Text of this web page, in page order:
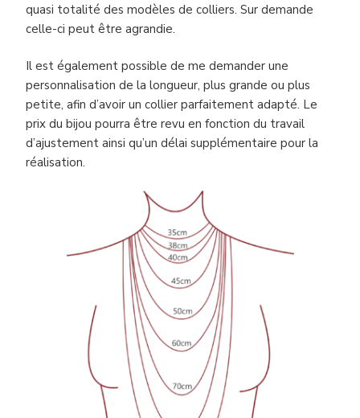
quasi totalité des modèles de colliers. Sur demande
celle-ci peut être agrandie.
Il est également possible de me demander une
personnalisation de la longueur, plus grande ou plus
petite, afin d’avoir un collier parfaitement adapté. Le
prix du bijou pourra être revu en fonction du travail
d’ajustement ainsi qu’un délai supplémentaire pour la
réalisation.